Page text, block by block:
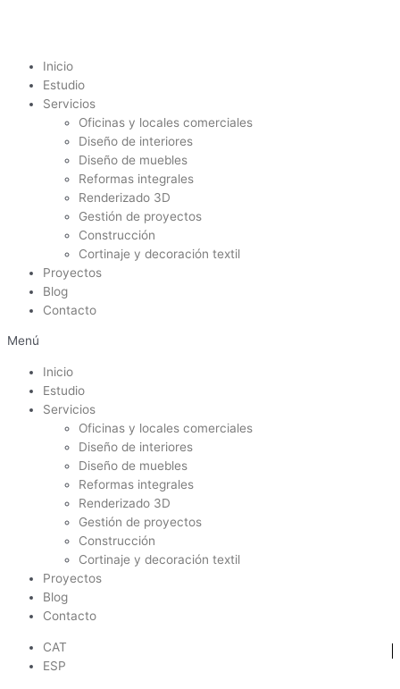
Inicio
Estudio
Servicios
Oficinas y locales comerciales
Diseño de interiores
Diseño de muebles
Reformas integrales
Renderizado 3D
Gestión de proyectos
Construcción
Cortinaje y decoración textil
Proyectos
Blog
Contacto
Menú
Inicio
Estudio
Servicios
Oficinas y locales comerciales
Diseño de interiores
Diseño de muebles
Reformas integrales
Renderizado 3D
Gestión de proyectos
Construcción
Cortinaje y decoración textil
Proyectos
Blog
Contacto
CAT
ESP